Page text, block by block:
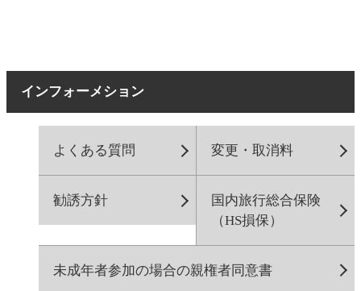
インフォーメション
よくある質問 変更・取消料
勧誘方針
国内旅行総合保険
（HS損保）
未成年者参加の場合の親権者同意書